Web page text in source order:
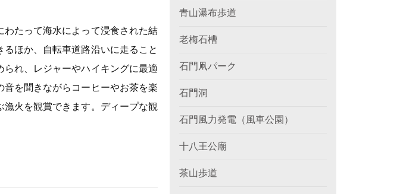
たって海水によって浸食された結
ほか、自転車道路沿いに走ること
れ、レジャーやハイキングに最適
を聞きながらコーヒーやお茶を楽
火を観賞できます。ディープな観
青山瀑布歩道
老梅石槽
石門凧パーク
石門洞
石門風力発電（風車公園）
十八王公廟
茶山歩道